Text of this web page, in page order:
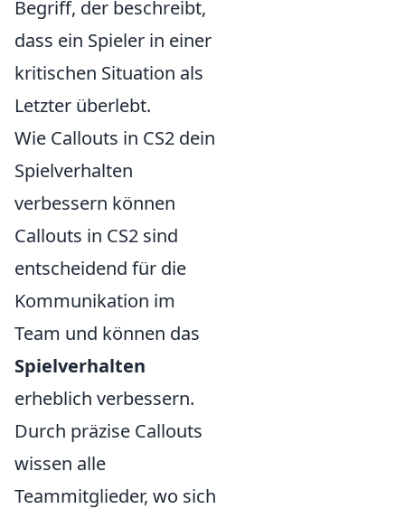
Begriff, der beschreibt,
dass ein Spieler in einer
kritischen Situation als
Letzter überlebt.
Wie Callouts in CS2 dein
Spielverhalten
verbessern können
Callouts in CS2 sind
entscheidend für die
Kommunikation im
Team und können das
Spielverhalten
erheblich verbessern.
Durch präzise Callouts
wissen alle
Teammitglieder, wo sich